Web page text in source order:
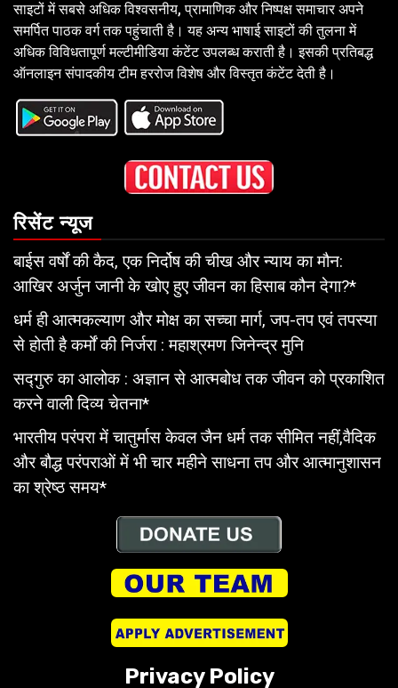
साइटों में सबसे अधिक विश्वसनीय, प्रामाणिक और निष्पक्ष समाचार अपने
समर्पित पाठक वर्ग तक पहुंचाती है। यह अन्य भाषाई साइटों की तुलना में
अधिक विविधतापूर्ण मल्टीमीडिया कंटेंट उपलब्ध कराती है। इसकी प्रतिबद्ध
ऑनलाइन संपादकीय टीम हररोज विशेष और विस्तृत कंटेंट देती है।
रिसेंट न्यूज
बाईस वर्षों की कैद, एक निर्दोष की चीख और न्याय का मौन:
आखिर अर्जुन जानी के खोए हुए जीवन का हिसाब कौन देगा?*
धर्म ही आत्मकल्याण और मोक्ष का सच्चा मार्ग, जप-तप एवं तपस्या
से होती है कर्मों की निर्जरा : महाश्रमण जिनेन्द्र मुनि
सद्गुरु का आलोक : अज्ञान से आत्मबोध तक जीवन को प्रकाशित
करने वाली दिव्य चेतना*
भारतीय परंपरा में चातुर्मास केवल जैन धर्म तक सीमित नहीं,वैदिक
और बौद्ध परंपराओं में भी चार महीने साधना तप और आत्मानुशासन
का श्रेष्ठ समय*
Privacy Policy